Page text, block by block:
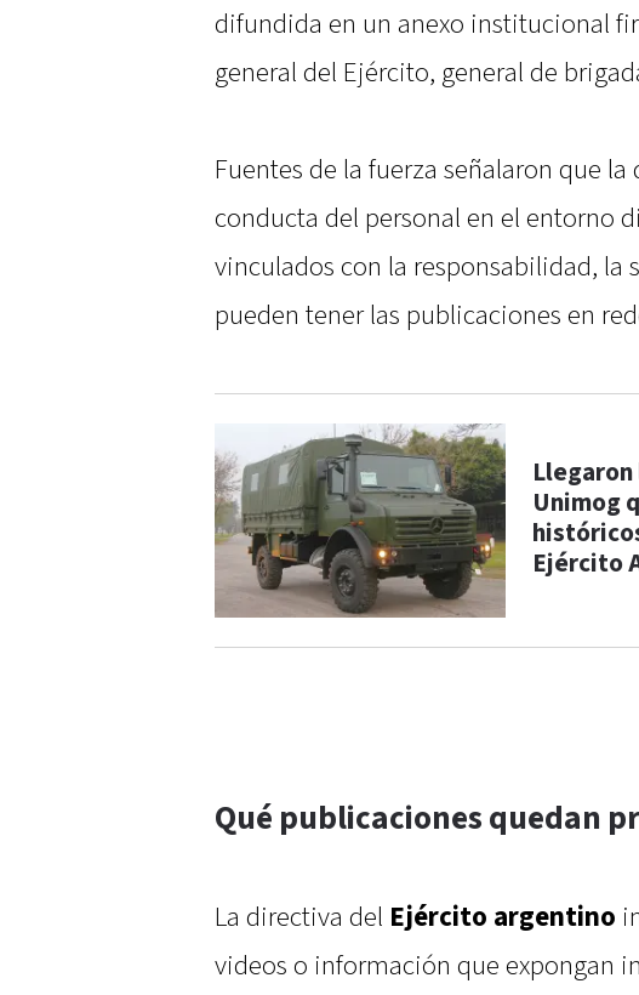
difundida en un anexo institucional
general del Ejército, general de
Fuentes de la fuerza señalaron que
conducta del personal en el entorno
vinculados con la responsabilidad, la
pueden tener las publicaciones en
Unimog
Ejército
Qué publicaciones quedan
La directiva del Ejército argentino
videos o información que expongan